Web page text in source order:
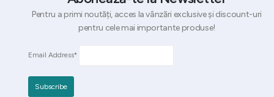
Pentru a primi noutăți, acces la vânzări exclusive și discount-uri
pentru cele mai importante produse!
Email Address*